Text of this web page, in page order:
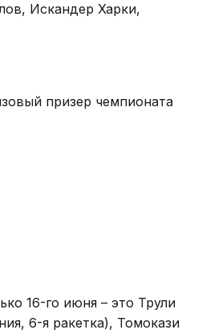
Искандер Харки,
призер чемпионата
16-го июня – это Трули
6-я ракетка), Томокази